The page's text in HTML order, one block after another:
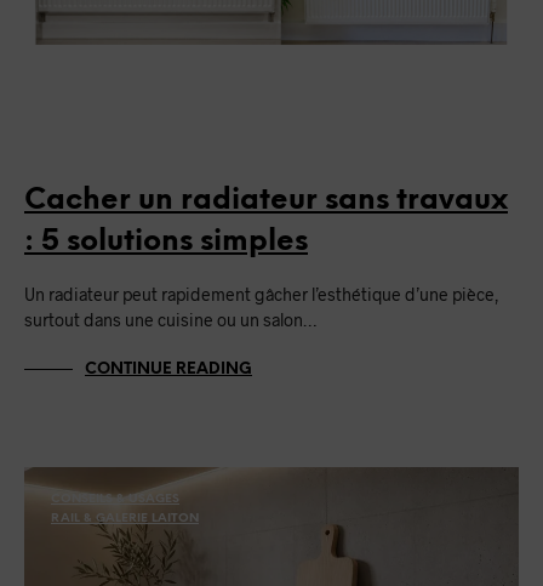
Cacher un radiateur sans travaux
: 5 solutions simples
Un radiateur peut rapidement gâcher l’esthétique d’une pièce,
surtout dans une cuisine ou un salon…
CONTINUE READING
CONSEILS & USAGES
RAIL & GALERIE LAITON